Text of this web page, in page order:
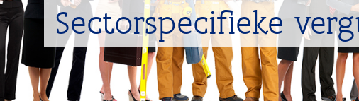
Sectorspecifieke